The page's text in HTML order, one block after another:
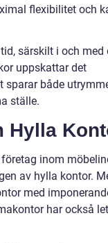
flexibilitet och
särskilt i och med
uppskattar det
både
ställe.
Hylla
inom
av hylla kontor.
med
har också